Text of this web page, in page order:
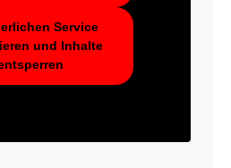
Service
und Inhalte